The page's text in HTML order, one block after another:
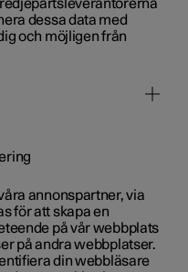
dessa data med
och möjligen från
annonspartner, via
för att skapa en
på vår webbplats
på andra webbplatser.
din webbläsare